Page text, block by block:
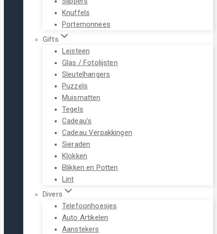
Knuffels
Portemonnees
Gifts
Leisteen
Glas / Fotolijsten
Sleutelhangers
Puzzels
Muismatten
Tegels
Cadeau’s
Cadeau Verpakkingen
Sieraden
Klokken
Blikken en Potten
Lint
Divers
Telefoonhoesjes
Auto Artikelen
Aanstekers